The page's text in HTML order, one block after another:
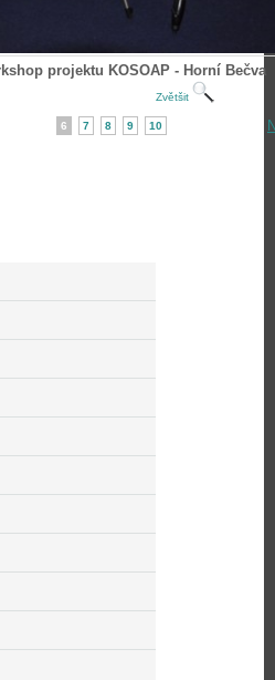
projektu KOSOAP - Horní Bečva
Zvětšit
6 7 8 9 10